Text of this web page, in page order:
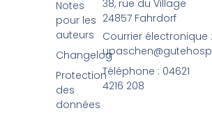
Notes
pour les
auteurs
Changelog
Protection
des
données
38, rue du Village
24857 Fahrdorf
Courrier électronique
Téléphone : 04621
4216 208